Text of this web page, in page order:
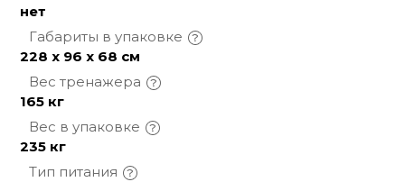
нет
Габариты в упаковке
228 х 96 х 68 см
Вес тренажера
165 кг
Вес в упаковке
235 кг
Тип питания